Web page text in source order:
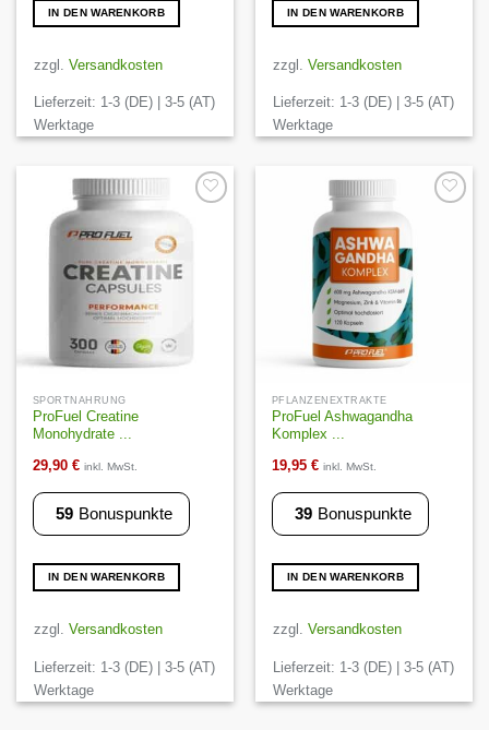
IN DEN WARENKORB
zzgl. Versandkosten
Lieferzeit: 1-3 (DE) | 3-5 (AT)
Werktage
IN DEN WARENKORB
zzgl. Versandkosten
Lieferzeit: 1-3 (DE) | 3-5 (AT)
Werktage
SPORTNAHRUNG
ProFuel Creatine
Monohydrate ...
29,90 € inkl. MwSt.
59 Bonuspunkte
IN DEN WARENKORB
zzgl. Versandkosten
Lieferzeit: 1-3 (DE) | 3-5 (AT)
Werktage
Wunschliste
PFLANZENEXTRAKTE
ProFuel Ashwagandha
Komplex ...
19,95 € inkl. MwSt.
39 Bonuspunkte
IN DEN WARENKORB
zzgl. Versandkosten
Lieferzeit: 1-3 (DE) | 3-5 (AT)
Werktage